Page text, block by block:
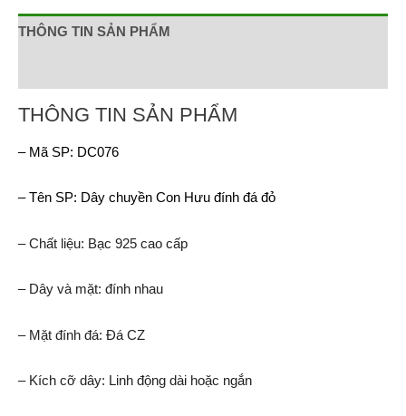
THÔNG TIN SẢN PHẨM
THÔNG TIN SẢN PHẨM
– Mã SP: DC076
– Tên SP: Dây chuyền Con Hưu đính đá đỏ
– Chất liệu: Bạc 925 cao cấp
– Dây và mặt: đính nhau
– Mặt đính đá: Đá CZ
– Kích cỡ dây: Linh động dài hoặc ngắn